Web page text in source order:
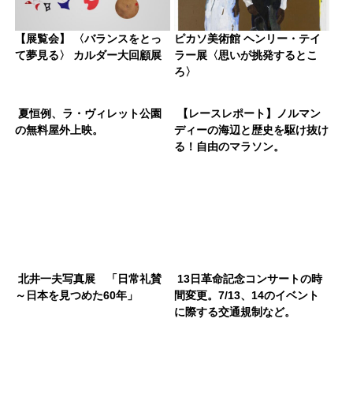
【展覧会】 〈バランスをとっ
て夢見る〉 カルダー大回顧展
ピカソ美術館 ヘンリー・テイ
ラー展〈思いが挑発するとこ
ろ〉
夏恒例、ラ・ヴィレット公園
の無料屋外上映。
【レースレポート】ノルマン
ディーの海辺と歴史を駆け抜け
る！自由のマラソン。
北井一夫写真展 「日常礼賛
～日本を見つめた60年」
13日革命記念コンサートの時
間変更。7/13、14のイベント
に際する交通規制など。